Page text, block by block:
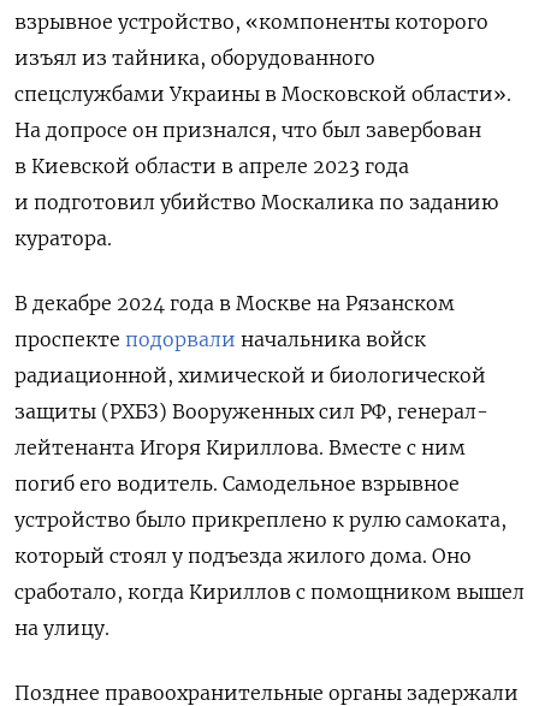
взрывное устройство, «компоненты которого
изъял из тайника, оборудованного
спецслужбами Украины в Московской области».
На допросе он признался, что был завербован
в Киевской области в апреле 2023 года
и подготовил убийство Москалика по заданию
куратора.
В декабре 2024 года в Москве на Рязанском
проспекте подорвали начальника войск
радиационной, химической и биологической
защиты (РХБЗ) Вооруженных сил РФ, генерал-
лейтенанта Игоря Кириллова. Вместе с ним
погиб его водитель. Самодельное взрывное
устройство было прикреплено к рулю самоката,
который стоял у подъезда жилого дома. Оно
сработало, когда Кириллов с помощником вышел
на улицу.
Позднее правоохранительные органы задержали